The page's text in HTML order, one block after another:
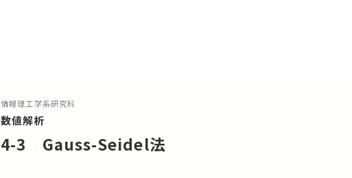
情報理工学系研究科
数値解析
4-3 Gauss-Seidel法